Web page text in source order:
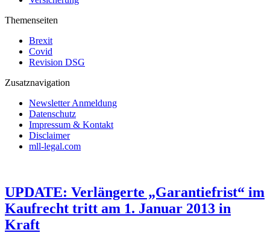
Themenseiten
Brexit
Covid
Revision DSG
Zusatznavigation
Newsletter Anmeldung
Datenschutz
Impressum & Kontakt
Disclaimer
mll-legal.com
UPDATE: Verlängerte „Garantiefrist“ im
Kaufrecht tritt am 1. Januar 2013 in
Kraft